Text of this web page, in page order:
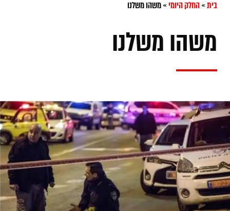
בית»החלק היומי»משהו משלנו
משהו משלנו